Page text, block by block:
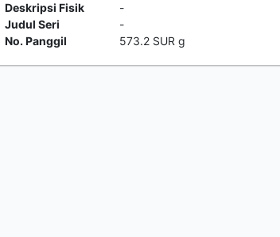
Deskripsi Fisik
-
Judul Seri
-
No. Panggil
573.2 SUR g